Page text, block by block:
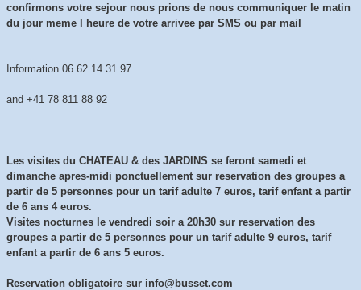
confirmons votre sejour nous prions de nous communiquer le matin
du jour meme l heure de votre arrivee par SMS ou par mail
Information 06 62 14 31 97
and +41 78 811 88 92
Les visites du CHATEAU & des JARDINS se feront samedi et
dimanche apres-midi ponctuellement sur reservation des groupes a
partir de 5 personnes pour un tarif adulte 7 euros, tarif enfant a partir
de 6 ans 4 euros.
Visites nocturnes le vendredi soir a 20h30 sur reservation des
groupes a partir de 5 personnes pour un tarif adulte 9 euros, tarif
enfant a partir de 6 ans 5 euros.
Reservation obligatoire sur info@busset.com